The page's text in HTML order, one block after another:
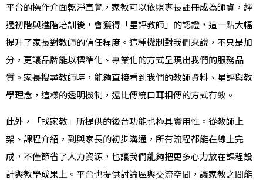
平台的操作介面乾淨直覺，家教可以依照專長註冊成為師資，經
過初階與進階培訓後，會獲得「星評教師」的認證，這一點大幅
提升了家長對教師的信任程度。這種機制對我們來說，不只是加
分，更讓品牌能以標準化、專業化的方式呈現出我們的服務品
質。家長搜尋教師時，能夠直接看到我們的教師資料、星評與教
學理念，這樣的透明機制，遠比傳統口耳相傳的方式有效。
此外，「找家教」所提供的後台功能也極具實用性。從教師上
架、課程介紹，到與家長的初步溝通，所有流程都能在線上完
成，不僅節省了人力資源，也讓我們能夠把更多心力放在課程設
計與教學成果上。平台也提供討論區與交流空間，讓家教之間能